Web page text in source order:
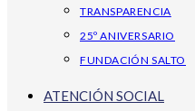
TRANSPARENCIA
25º ANIVERSARIO
FUNDACIÓN SALTO
ATENCIÓN SOCIAL